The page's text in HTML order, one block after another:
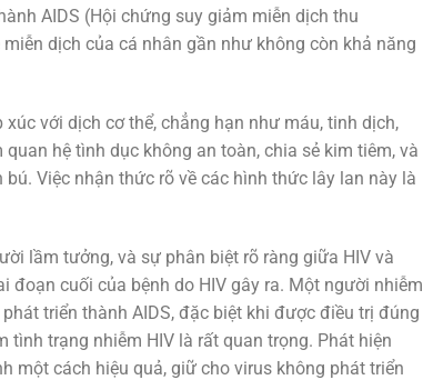
AIDS (Hội chứng suy giảm miễn dịch thu
dịch của cá nhân gần như không còn khả năng
với dịch cơ thể, chẳng hạn như máu, tinh dịch,
hệ tình dục không an toàn, chia sẻ kim tiêm, và
Việc nhận thức rõ về các hình thức lây lan này là
lầm tưởng, và sự phân biệt rõ ràng giữa HIV và
đoạn cuối của bệnh do HIV gây ra. Một người nhiễm
triển thành AIDS, đặc biệt khi được điều trị đúng
trạng nhiễm HIV là rất quan trọng. Phát hiện
một cách hiệu quả, giữ cho virus không phát triển